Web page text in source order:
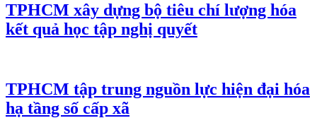
TPHCM xây dựng bộ tiêu chí lượng hóa
kết quả học tập nghị quyết
TPHCM tập trung nguồn lực hiện đại hóa
hạ tầng số cấp xã